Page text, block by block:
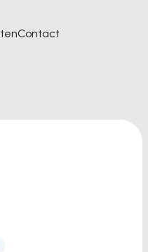
Contact